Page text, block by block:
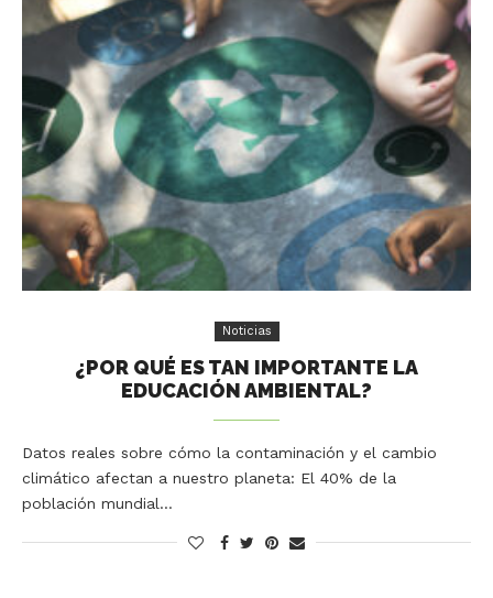
Noticias
¿POR QUÉ ES TAN IMPORTANTE LA
EDUCACIÓN AMBIENTAL?
Datos reales sobre cómo la contaminación y el cambio
climático afectan a nuestro planeta: El 40% de la
población mundial…